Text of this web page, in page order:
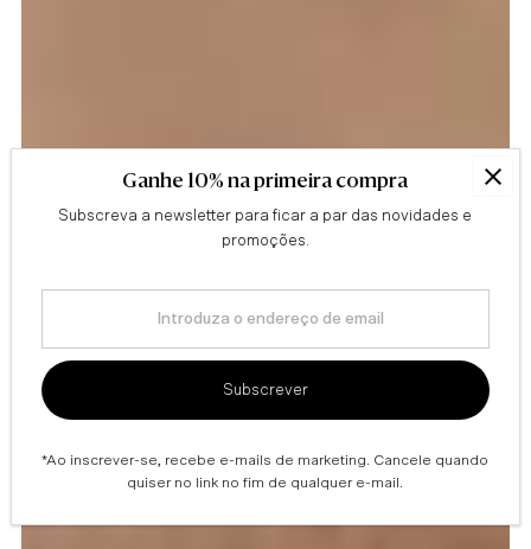
Produtos para pele ressequida
Ganhe 10% na primeira compra
Subscreva a newsletter para ficar a par das novidades e
promoções.
endereço
de
email
Subscrever
*Ao inscrever-se, recebe e-mails de marketing. Cancele quando
quiser no link no fim de qualquer e-mail.